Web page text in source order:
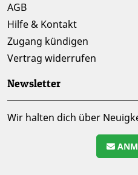
AGB
Hilfe & Kontakt
Zugang kündigen
Vertrag widerrufen
Newsletter
Wir halten dich über